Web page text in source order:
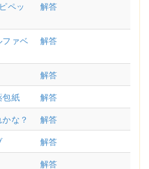
ペッ
解答
ァベ
解答
解答
包紙
解答
な？
解答
解答
解答